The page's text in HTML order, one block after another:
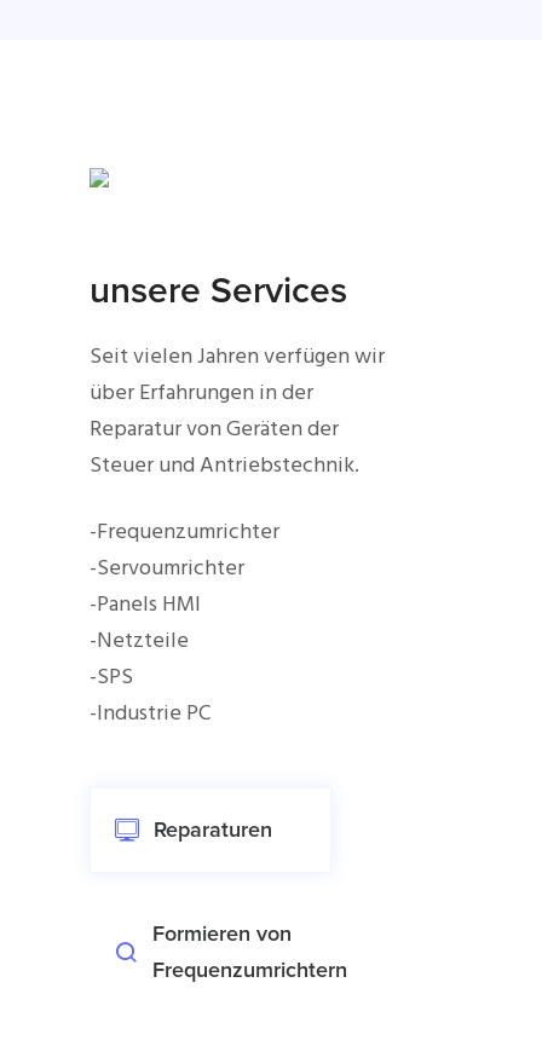
unsere Services
Seit vielen Jahren verfügen wir
über Erfahrungen in der
Reparatur von Geräten der
Steuer und Antriebstechnik.
-Frequenzumrichter
-Servoumrichter
-Panels HMI
-Netzteile
-SPS
-Industrie PC
Reparaturen
Formieren von
Frequenzumrichtern